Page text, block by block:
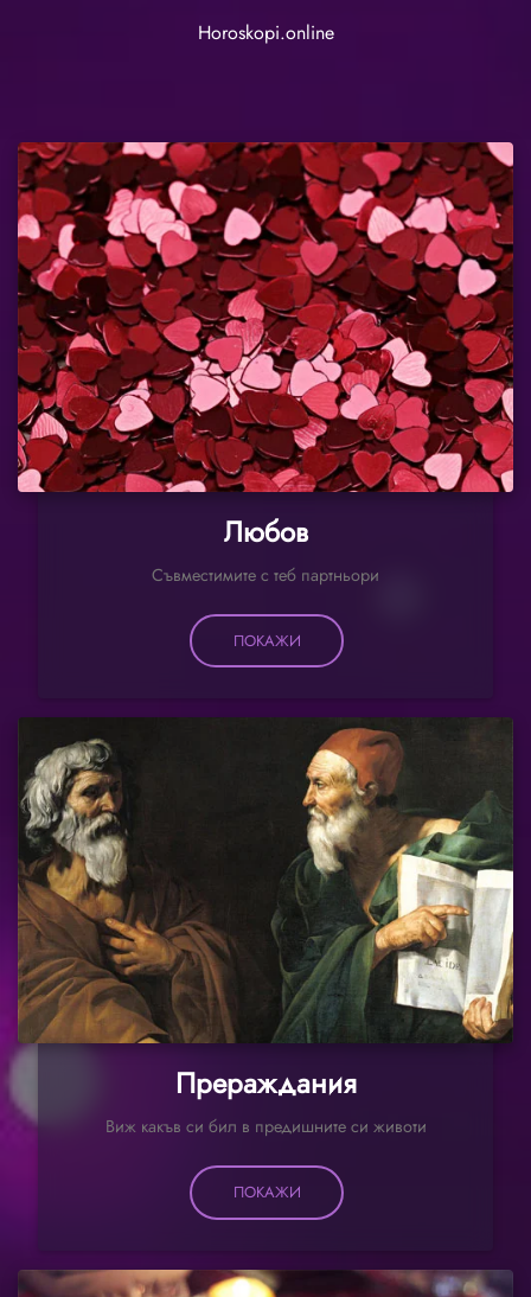
Horoskopi.online
Любов
Съвместимите с теб партньори
ПОКАЖИ
Прераждания
Виж какъв си бил в предишните си животи
ПОКАЖИ